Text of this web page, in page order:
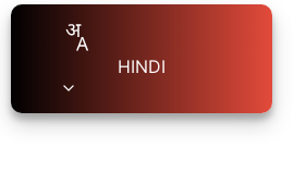
HINDI